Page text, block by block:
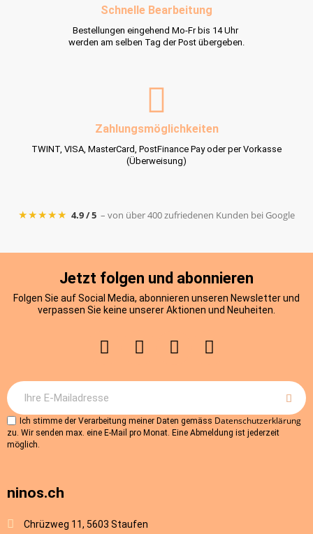
Schnelle Bearbeitung
Bestellungen eingehend Mo-Fr bis 14 Uhr
werden am selben Tag der Post übergeben.
Zahlungsmöglichkeiten
TWINT, VISA, MasterCard, PostFinance Pay oder per Vorkasse
(Überweisung)
★★★★★ 4.9 / 5 – von über 400 zufriedenen Kunden bei Google
Jetzt folgen und abonnieren
Folgen Sie auf Social Media, abonnieren unseren Newsletter und
verpassen Sie keine unserer Aktionen und Neuheiten.
Ich stimme der Verarbeitung meiner Daten gemäss Datenschutzerklärung
zu. Wir senden max. eine E-Mail pro Monat. Eine Abmeldung ist jederzeit
möglich.
ninos.ch
Chrüzweg 11, 5603 Staufen